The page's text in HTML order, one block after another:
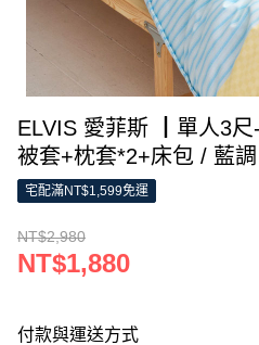
ELVIS 愛菲斯 ┃單人3
被套+枕套*2+床包 / 藍調
宅配滿NT$1,599免運
NT$2,980
NT$1,880
付款與運送方式